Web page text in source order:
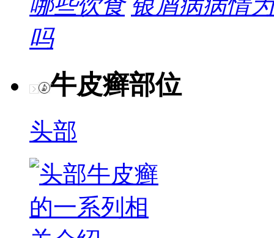
哪些饮食 银屑病病情
吗
牛皮癣部位
头部